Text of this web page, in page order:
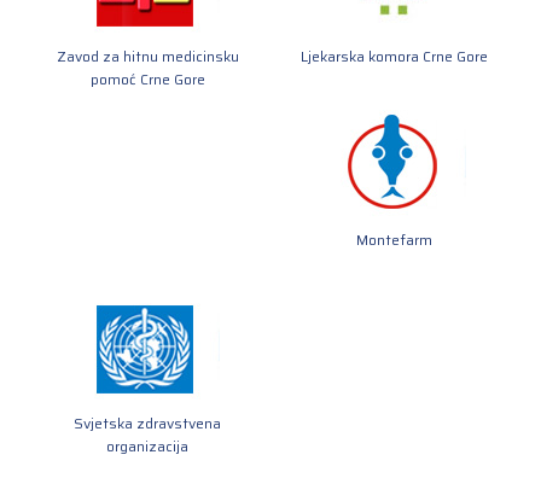
Zavod za hitnu medicinsku
pomoć Crne Gore
Ljekarska komora Crne Gore
Montefarm
Svjetska zdravstvena
organizacija